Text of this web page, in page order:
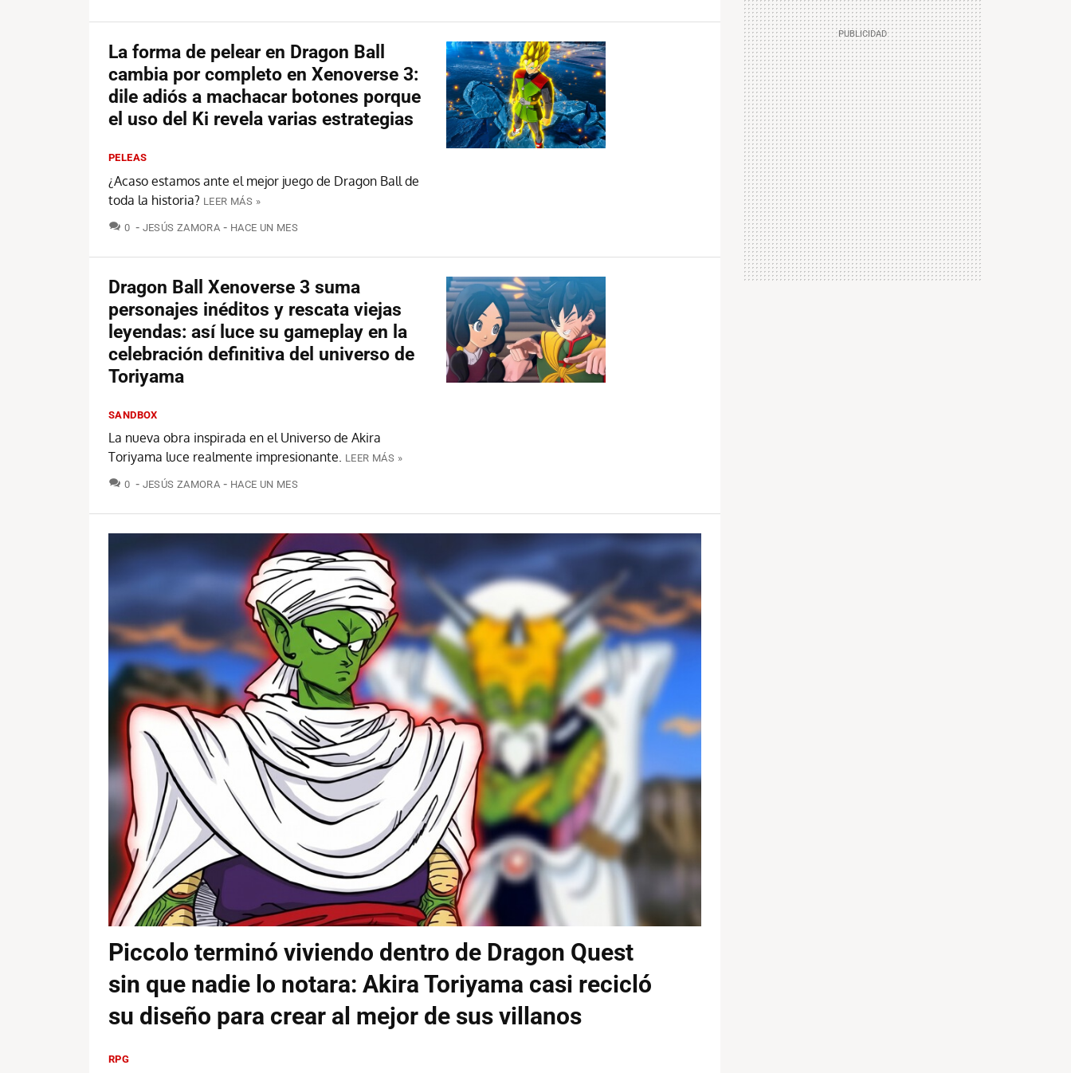
La forma de pelear en Dragon Ball
cambia por completo en Xenoverse 3:
dile adiós a machacar botones porque
el uso del Ki revela varias estrategias
PELEAS
¿Acaso estamos ante el mejor juego de Dragon Ball de
toda la historia? LEER MÁS »
0 COMENTARIOS
JESÚS ZAMORA HACE UN MES
Dragon Ball Xenoverse 3 suma
personajes inéditos y rescata viejas
leyendas: así luce su gameplay en la
celebración definitiva del universo de
Toriyama
SANDBOX
La nueva obra inspirada en el Universo de Akira
Toriyama luce realmente impresionante. LEER MÁS »
0 COMENTARIOS
JESÚS ZAMORA HACE UN MES
Piccolo terminó viviendo dentro de Dragon Quest
sin que nadie lo notara: Akira Toriyama casi recicló
su diseño para crear al mejor de sus villanos
RPG